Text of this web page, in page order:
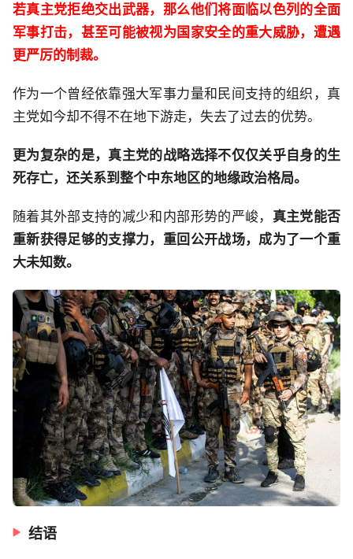
若真主党拒绝交出武器，那么他们将面临以色列的全面
军事打击，甚至可能被视为国家安全的重大威胁，遭遇
更严厉的制裁。
作为一个曾经依靠强大军事力量和民间支持的组织，真
主党如今却不得不在地下游走，失去了过去的优势。
更为复杂的是，真主党的战略选择不仅仅关乎自身的生
死存亡，还关系到整个中东地区的地缘政治格局。
随着其外部支持的减少和内部形势的严峻， 真主党能否
重新获得足够的支撑力，重回公开战场，成为了一个重
大未知数。
结语